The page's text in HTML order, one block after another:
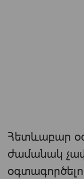
Հետևաբար
ժամանակ